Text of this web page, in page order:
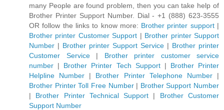
many People are found problem, then you can take help of
Brother Printer Support Number. Dial - +1 (888) 623-3555
OR follow the links to know more: Brother printer support|
Brother printer Customer Support | Brother printer Support
Number | Brother printer Support Service | Brother printer
Customer Service| Brother printer customer service
number | Brother Printer Tech Support| Brother Printer
Helpline Number | Brother Printer Telephone Number|
Brother Printer Toll Free Number| Brother Support Number
| Brother Printer Technical Support | Brother Customer
Support Number